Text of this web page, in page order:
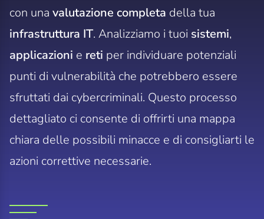
con una valutazione completa della tua
infrastruttura IT. Analizziamo i tuoi sistemi,
applicazioni e reti per individuare potenziali
punti di vulnerabilità che potrebbero essere
sfruttati dai cybercriminali. Questo processo
dettagliato ci consente di offrirti una mappa
chiara delle possibili minacce e di consigliarti le
azioni correttive necessarie.